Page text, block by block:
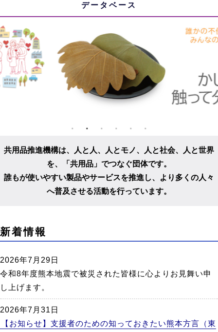
データベース
共用品推進機構は、人と人、人とモノ、人と社会、人と世界
を、
「共用品」でつなぐ団体です。
誰もが使いやすい製品やサービスを推進し、
より多くの人々
へ普及させる活動を行っています。
こ
こ
ら
新着情報
2026年7月29日
令和8年度熊本地震で被災された皆様に心よりお見舞い申
し上げます。
2026年7月31日
【お知らせ】支援者のための知っておきたい熊本方言（東